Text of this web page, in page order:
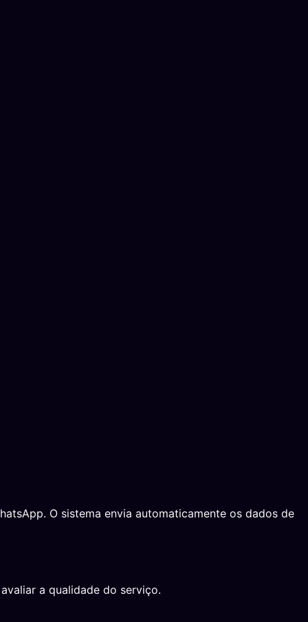
O sistema envia automaticamente os dados de
a qualidade do serviço.